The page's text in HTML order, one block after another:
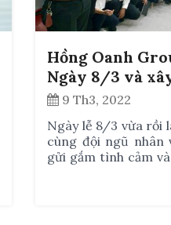
Hồng Oanh
Ngày 8/3 và
kết nối tại công
9 Th3, 2022
Ngày lễ 8/3 vừa rồi
cùng đội ngũ
gửi gắm tình cảm